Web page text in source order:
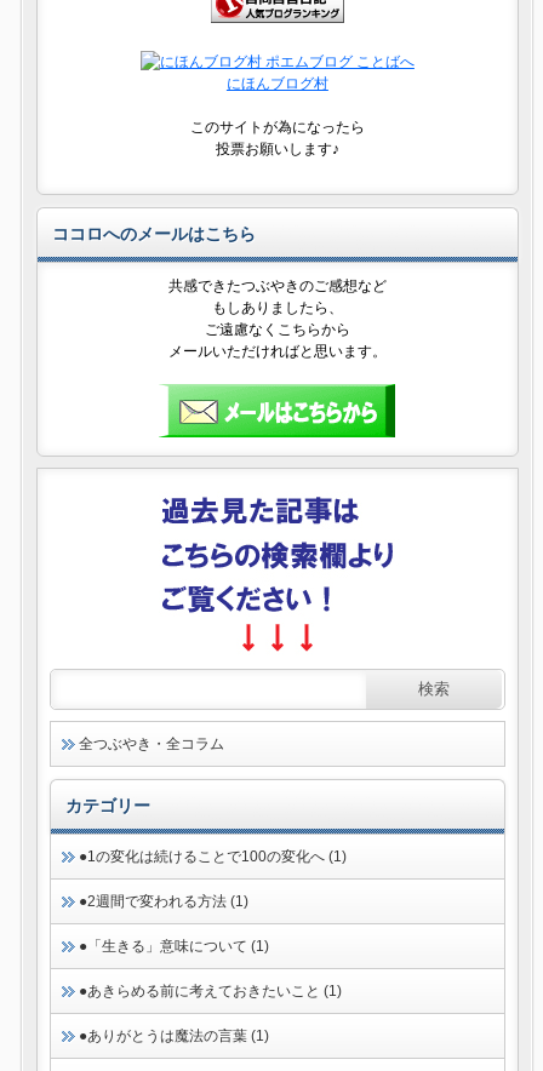
にほんブログ村
このサイトが為になったら
投票お願いします♪
ココロへのメールはこちら
共感できたつぶやきのご感想など
もしありましたら、
ご遠慮なくこちらから
メールいただければと思います。
全つぶやき・全コラム
カテゴリー
●1の変化は続けることで100の変化へ (1)
●2週間で変われる方法 (1)
●「生きる」意味について (1)
●あきらめる前に考えておきたいこと (1)
●ありがとうは魔法の言葉 (1)